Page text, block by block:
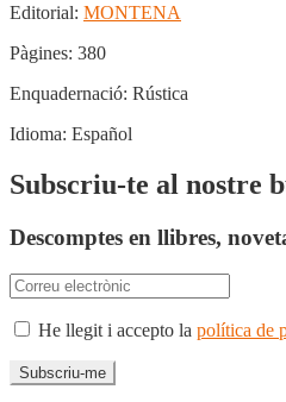
Editorial: MONTENA
Pàgines: 380
Enquadernació: Rústica
Idioma: Español
Subscriu-te al nostre
Descomptes en llibres,
He llegit i accepto la política de